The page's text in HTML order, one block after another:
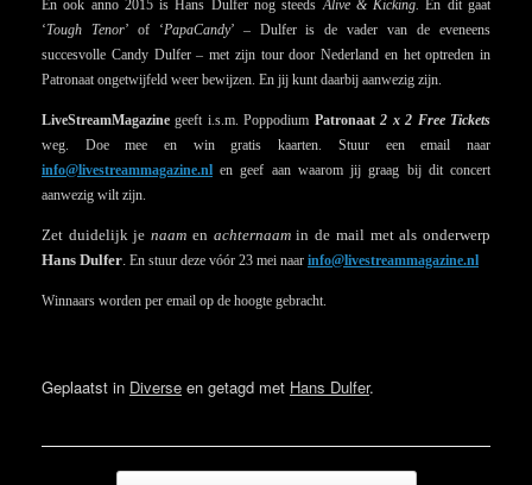
En ook anno 2015 is Hans Dulfer nog steedsAlive & Kicking. En dit gaat
‘Tough Tenor’ of ‘PapaCandy’ – Dulfer is de vader van de eveneens
succesvolle Candy Dulfer – met zijn tour door Nederland en het optreden in
Patronaat ongetwijfeld weer bewijzen. En jij kunt daarbij aanwezig zijn.
LiveStreamMagazine geeft i.s.m. Poppodium Patronaat2 x 2 Free Tickets
weg. Doe mee en win gratis kaarten. Stuur een email naar
info@livestreammagazine.nl en geef aan waarom jij graag bij dit concert
aanwezig wilt zijn.
Zet duidelijk jenaam en achternaamin de mail met als onderwerp
Hans Dulfer. En stuur deze vóór 23 mei naar info@livestreammagazine.nl
Winnaars worden per email op de hoogte gebracht.
Geplaatst in Diverse en getagd met Hans Dulfer.